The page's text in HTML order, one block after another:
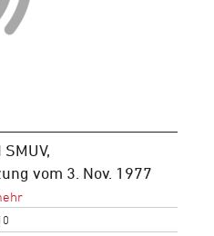
vom 3. Nov. 1977